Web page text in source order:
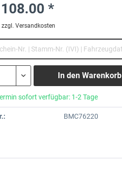
108.00 *
zzgl. Versandkosten
In den Warenkorb
sofort verfügbar: 1-2 Tage
BMC76220